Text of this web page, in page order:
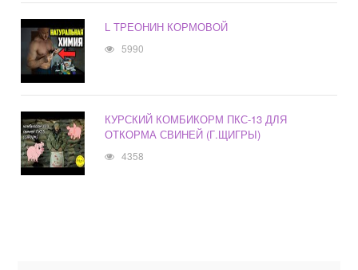
L ТРЕОНИН КОРМОВОЙ
5990
КУРСКИЙ КОМБИКОРМ ПКС-13 ДЛЯ
ОТКОРМА СВИНЕЙ (Г.ЩИГРЫ)
4358